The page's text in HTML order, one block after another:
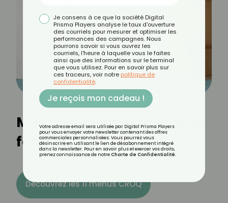
Mes selles sont noires, que
faire ?
Découvrez les 11 menus CROQ
Je consens à ce que la société Digital
Prisma Players analyse le taux d'ouverture
des courriels pour mesurer et optimiser les
performances des campagnes. Nous
pourrons savoir si vous ouvrez les
courriels, l'heure à laquelle vous le faites
ainsi que des informations sur le terminal
que vous utilisez. Pour en savoir plus sur
ces traceurs, voir notre politique de
confidentialité.
Je reçois mon cadeau !
Votre adresse email sera utilisée par Digital Prisma Players
pour vous envoyer votre newsletter contenant des offres
commerciales personnalisées. Vous pourrez vous
désinscrire en utilisant le lien de désabonnement intégré
dans la newsletter. Pour en savoir plus et exercer vos droits,
prenez connaissance de notre Charte de Confidentialité.